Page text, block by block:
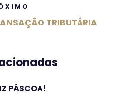
TRIBUTÁRIA
PÁSCOA!